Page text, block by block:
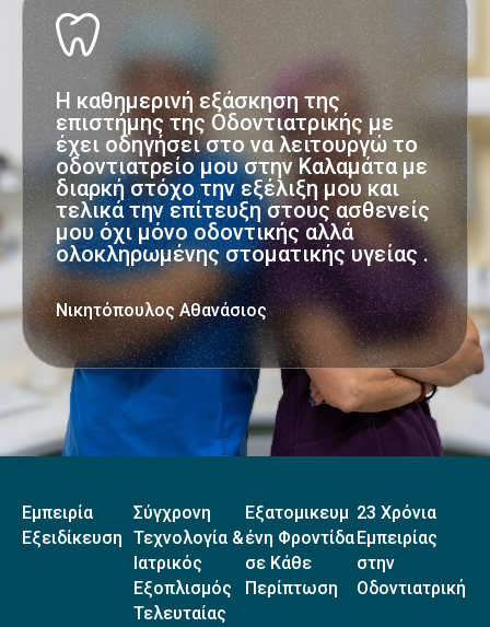
Η καθημερινή εξάσκηση της
επιστήμης της Οδοντιατρικής με
έχει οδηγήσει στο να λειτουργώ το
οδοντιατρείο μου στην Καλαμάτα με
διαρκή στόχο την εξέλιξη μου και
τελικά την επίτευξη στους ασθενείς
μου όχι μόνο οδοντικής αλλά
ολοκληρωμένης στοματικής υγείας .
Νικητόπουλος Αθανάσιος
Εμπειρία
Εξειδίκευση
Σύγχρονη
Τεχνολογία &
Ιατρικός
Εξοπλισμός
Τελευταίας
Εξατομικευμ
ένη Φροντίδα
σε Κάθε
Περίπτωση
23 Χρόνια
Εμπειρίας
στην
Οδοντιατρική